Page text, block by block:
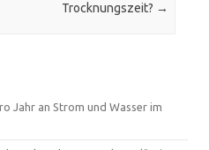
Trocknungszeit? →
Jahr an Strom und Wasser im